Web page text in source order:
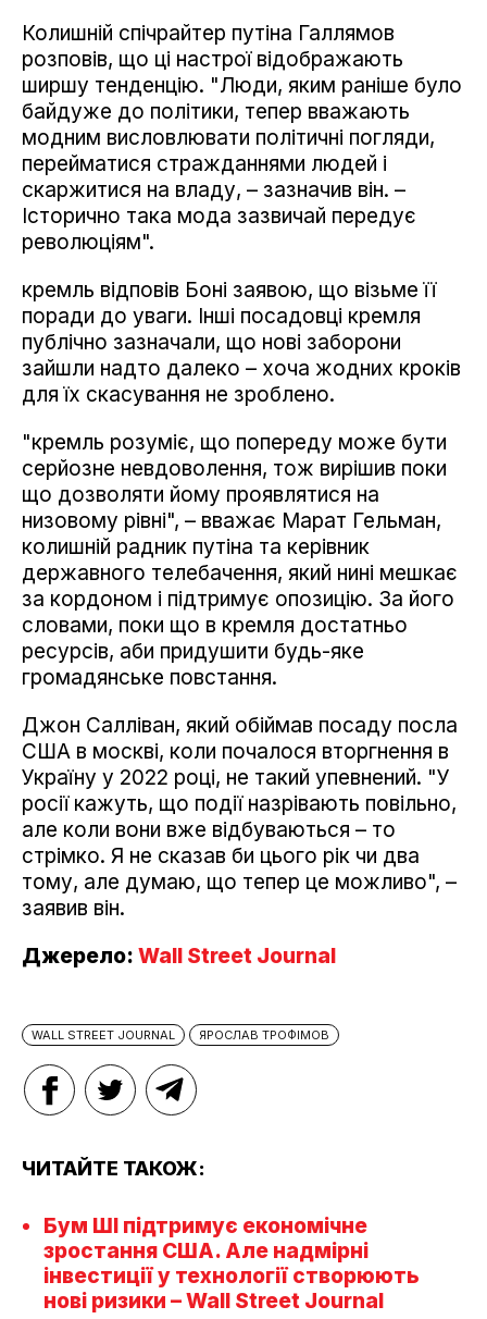
Колишній спічрайтер путіна Галлямов
розповів, що ці настрої відображають
ширшу тенденцію. "Люди, яким раніше було
байдуже до політики, тепер вважають
модним висловлювати політичні погляди,
перейматися стражданнями людей і
скаржитися на владу, – зазначив він. –
Історично така мода зазвичай передує
революціям".
кремль відповів Боні заявою, що візьме її
поради до уваги. Інші посадовці кремля
публічно зазначали, що нові заборони
зайшли надто далеко – хоча жодних кроків
для їх скасування не зроблено.
"кремль розуміє, що попереду може бути
серйозне невдоволення, тож вирішив поки
що дозволяти йому проявлятися на
низовому рівні", – вважає Марат Гельман,
колишній радник путіна та керівник
державного телебачення, який нині мешкає
за кордоном і підтримує опозицію. За його
словами, поки що в кремля достатньо
ресурсів, аби придушити будь-яке
громадянське повстання.
Джон Салліван, який обіймав посаду посла
США в москві, коли почалося вторгнення в
Україну у 2022 році, не такий упевнений. "У
росії кажуть, що події назрівають повільно,
але коли вони вже відбуваються – то
стрімко. Я не сказав би цього рік чи два
тому, але думаю, що тепер це можливо", –
заявив він.
Джерело: Wall Street Journal
WALL STREET JOURNAL ЯРОСЛАВ ТРОФІМОВ
ЧИТАЙТЕ ТАКОЖ:
Бум ШІ підтримує економічне
зростання США. Але надмірні
інвестиції у технології створюють
нові ризики – Wall Street Journal